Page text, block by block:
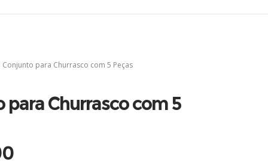
Conjunto para Churrasco com 5 Peças
para Churrasco com 5